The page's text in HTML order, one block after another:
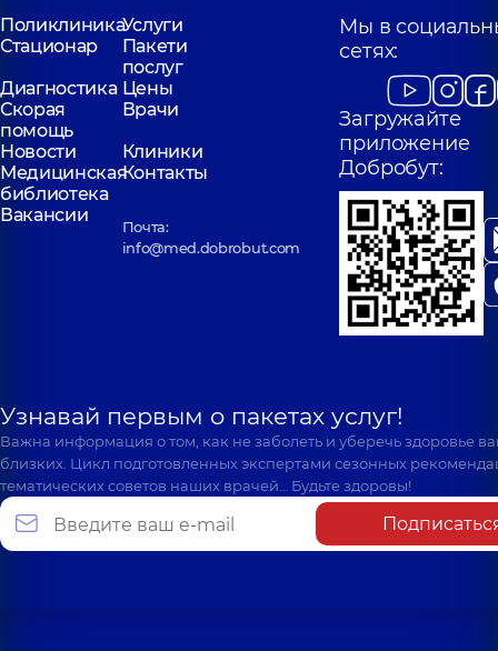
ПоликлиникаУслуги
Стационар
Пакети
послуг
Диагностика Цены
Скорая
помощь
Врачи
Новости
Клиники
Медицинская
библиотека
Контакты
Вакансии
Почта:
info@med.dobrobut.com
Мы в
сетях:
Загружайте
приложение
Добробут:
Узнавай первым о пакетах услуг!
Важна информация о том, как не заболеть и уберечь здоровье
близких. Цикл подготовленных экспертами сезонных
тематических советов наших врачей… Будьте здоровы!